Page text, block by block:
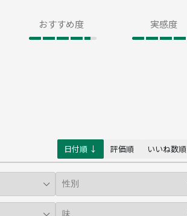
おすすめ度 実感度
日付順 ↓ 評価順 いいね数順